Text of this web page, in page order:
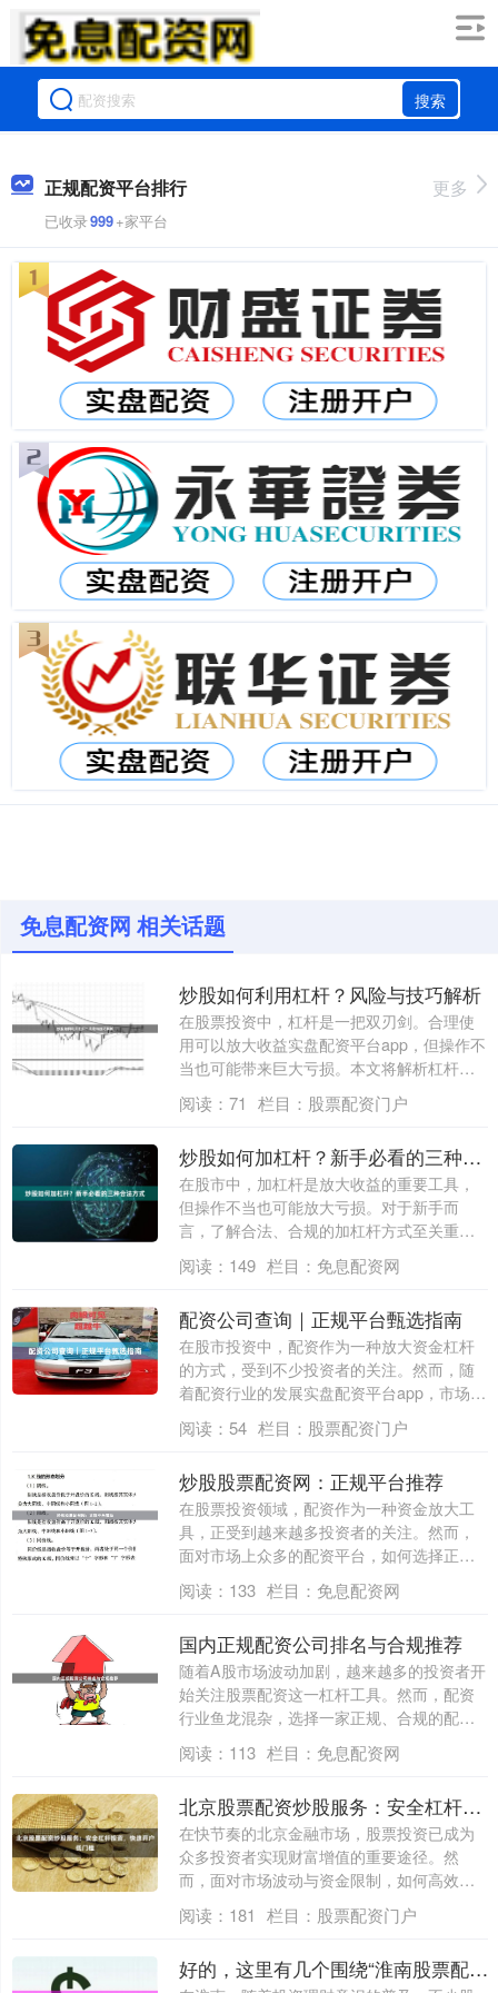
搜索
正规配资平台排行
已收录999+家平台
更多
免息配资网 相关话题
炒股如何利用杠杆？风险与技巧解析
在股票投资中，杠杆是一把双刃剑。合理使
用可以放大收益实盘配资平台app，但操作不
当也可能带来巨大亏损。本文将解析杠杆炒
股....
阅读： 71 栏目： 股票配资门户
炒股如何加杠杆？新手必看的三种合法方式
在股市中，加杠杆是放大收益的重要工具，
但操作不当也可能放大亏损。对于新手而
言，了解合法、合规的加杠杆方式至关重
要。本文将....
阅读： 149 栏目： 免息配资网
配资公司查询｜正规平台甄选指南
在股市投资中，配资作为一种放大资金杠杆
的方式，受到不少投资者的关注。然而，随
着配资行业的发展实盘配资平台app，市场上
也....
阅读： 54 栏目： 股票配资门户
炒股股票配资网：正规平台推荐
在股票投资领域，配资作为一种资金放大工
具，正受到越来越多投资者的关注。然而，
面对市场上众多的配资平台，如何选择正
规、安全....
阅读： 133 栏目： 免息配资网
国内正规配资公司排名与合规推荐
随着A股市场波动加剧，越来越多的投资者开
始关注股票配资这一杠杆工具。然而，配资
行业鱼龙混杂，选择一家正规、合规的配资
公司....
阅读： 113 栏目： 免息配资网
北京股票配资炒股服务：安全杠杆投资，快速开户低门槛
在快节奏的北京金融市场，股票投资已成为
众多投资者实现财富增值的重要途径。然
而，面对市场波动与资金限制，如何高效、
安全地放....
阅读： 181 栏目： 股票配资门户
好的，这里有几个围绕“淮南股票配资”设计、符合百度收录规范的标题，均在以内：